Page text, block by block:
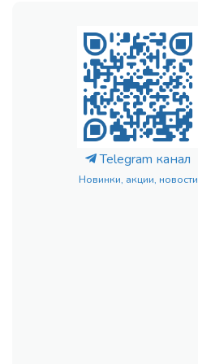
Telegram канал
Новинки, акции, новости